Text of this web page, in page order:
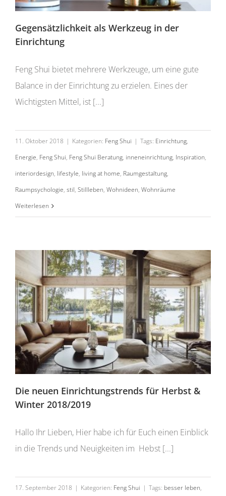
Gegensätzlichkeit als Werkzeug in der
Einrichtung
Feng Shui bietet mehrere Werkzeuge, um eine gute
Balance in der Einrichtung zu erzielen. Eines der
Wichtigsten Mittel, ist [...]
11. Oktober 2018 | Kategorien: Feng Shui | Tags: Einrichtung,
Energie, Feng Shui, Feng Shui Beratung, inneneinrichtung, Inspiration,
interiordesign, lifestyle, living at home, Raumgestaltung,
Raumpsychologie, stil, Stillleben, Wohnideen, Wohnräume
Weiterlesen
Die neuen Einrichtungstrends für Herbst &
Die neuen Einrichtungstrends für Herbst &
Winter 2018/2019
Hallo Ihr Lieben, Hier habe ich für Euch einen Einblick
in die Trends und Neuigkeiten im Hebst [...]
17. September 2018 | Kategorien: Feng Shui | Tags: besser leben,